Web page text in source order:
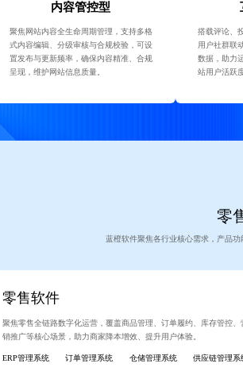
内容管控型
聚焦网站内容全生命周期管理，支持多格
式内容编辑、分级审核与合规校验，可设
置发布与更新频率，确保内容精准、合规
呈现，维护网站信息质量。
搭载评论、
用户社群联
数据，助力
站用户活跃
零
蓝橙软件聚焦各行业核心需求，产品
零售软件
聚焦零售全链路数字化运营，覆盖商品管理、订单履约、库存管控、
销推广等核心场景，助力商家降本增效、提升用户体验。
ERP管理系统 订单管理系统 仓储管理系统 供应链管理系